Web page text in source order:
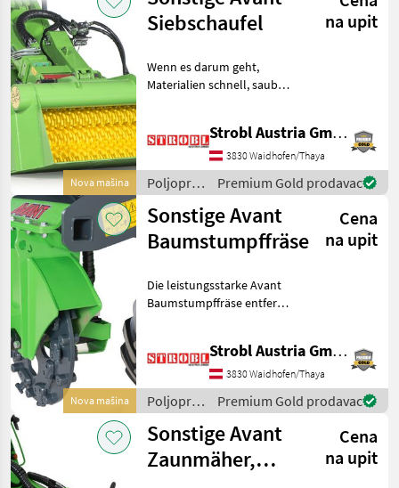
Sonstige
Nova mašina
Siebschaufel
na upit
Wenn es darum geht,
Materialien schnell, sauber
Siebschaufel für Avant
Radlader die ideale Lösung.
Egal ob Erde, Stei
Strobl Austria GmbH
3830 Waidhofen/Thaya
Poljoprivredni
motorni
strojevi /
Sonstige
Premium Gold prodavac
Nova mašina
Sonstige Avant
Baumstumpffräse
Cena
na upit
Die leistungsstarke Avant
Baumstumpffräse entfernt
montierte Trennscheibe
sorgt für beste Sicht auf
den Arbeitsbereich
Strobl Austria GmbH
3830 Waidhofen/Thaya
Poljoprivredni
motorni
strojevi /
Sonstige
Premium Gold prodavac
Sonstige Avant
Zaunmäher,
Cena
na upit